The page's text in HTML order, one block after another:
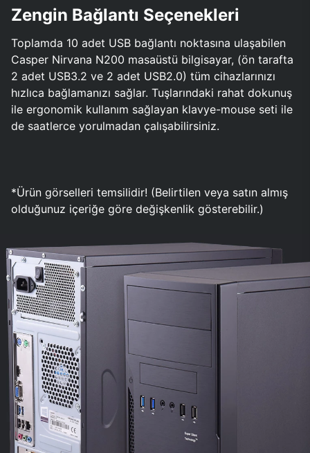
Zengin Bağlantı Seçenekleri
Toplamda 10 adet USB bağlantı noktasına ulaşabilen
Casper Nirvana N200 masaüstü bilgisayar, (ön tarafta
2 adet USB3.2 ve 2 adet USB2.0) tüm cihazlarınızı
hızlıca bağlamanızı sağlar. Tuşlarındaki rahat dokunuş
ile ergonomik kullanım sağlayan klavye-mouse seti ile
de saatlerce yorulmadan çalışabilirsiniz.
*Ürün görselleri temsilidir! (Belirtilen veya satın almış
olduğunuz içeriğe göre değişkenlik gösterebilir.)